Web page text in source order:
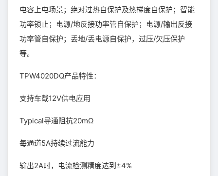
电容上电场景；绝对过热自保护及热梯度自保护；智能
功率锁止；电源/地反接功率管自保护；电源/输出反接
功率管自保护；丢地/丢电源自保护，过压/欠压保护
等。
TPW4020DQ产品特性：
支持车载12V供电应用
Typical导通阻抗20mΩ
每通道5A持续过流能力
输出2A时，电流检测精度达到±4%